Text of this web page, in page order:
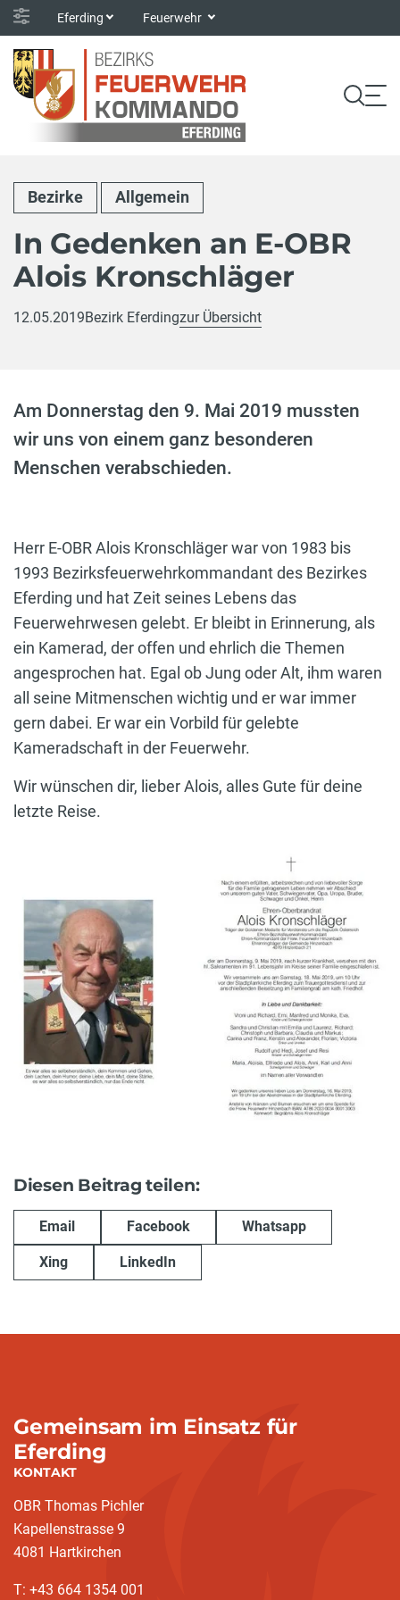
Eferding Feuerwehr
Bezirke Allgemein
In Gedenken an E-OBR
Alois Kronschläger
12.05.2019Bezirk Eferdingzur Übersicht
Am Donnerstag den 9. Mai 2019 mussten
wir uns von einem ganz besonderen
Menschen verabschieden.
Herr E-OBR Alois Kronschläger war von 1983 bis
1993 Bezirksfeuerwehrkommandant des Bezirkes
Eferding und hat Zeit seines Lebens das
Feuerwehrwesen gelebt. Er bleibt in Erinnerung, als
ein Kamerad, der offen und ehrlich die Themen
angesprochen hat. Egal ob Jung oder Alt, ihm waren
all seine Mitmenschen wichtig und er war immer
gern dabei. Er war ein Vorbild für gelebte
Kameradschaft in der Feuerwehr.
Wir wünschen dir, lieber Alois, alles Gute für deine
letzte Reise.
Diesen Beitrag teilen:
Email Facebook Whatsapp
Xing LinkedIn
Gemeinsam im Einsatz für
Eferding
KONTAKT
OBR Thomas Pichler
Kapellenstrasse 9
4081 Hartkirchen
T: +43 664 1354 001